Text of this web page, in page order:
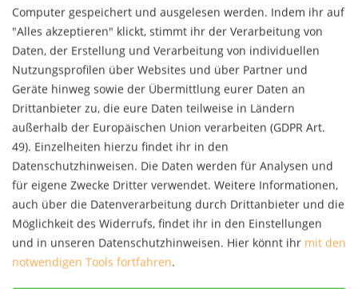
Computer gespeichert und ausgelesen werden. Indem ihr auf
"Alles akzeptieren" klickt, stimmt ihr der Verarbeitung von
Daten, der Erstellung und Verarbeitung von individuellen
Nutzungsprofilen über Websites und über Partner und
Geräte hinweg sowie der Übermittlung eurer Daten an
Drittanbieter zu, die eure Daten teilweise in Ländern
außerhalb der Europäischen Union verarbeiten (GDPR Art.
49). Einzelheiten hierzu findet ihr in den
Datenschutzhinweisen. Die Daten werden für Analysen und
für eigene Zwecke Dritter verwendet. Weitere Informationen,
auch über die Datenverarbeitung durch Drittanbieter und die
Möglichkeit des Widerrufs, findet ihr in den Einstellungen
und in unseren Datenschutzhinweisen. Hier könnt ihr mit den
notwendigen Tools fortfahren.
Merken Bewerten
Verlag:
Westermann Bildungsmedien
Autor:
Joerg Bauer
Artikel-Nr.:
KNV56226120
ISBN:
9783507026919
Beschreibung
Musikunterricht vom Feinsten - aus der Praxis für die